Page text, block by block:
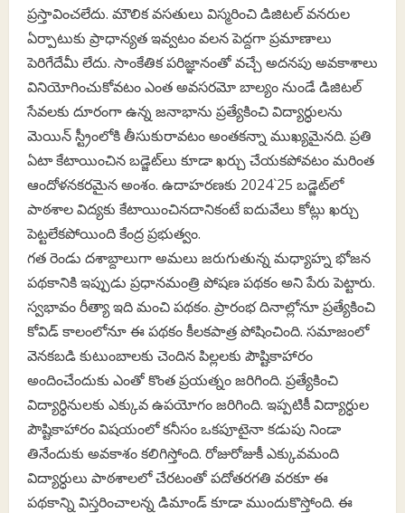
ప్రస్తావించలేదు. మౌలిక వసతులు విస్మరించి డిజిటల్‌ వనరుల
ఏర్పాటుకు ప్రాధాన్యత ఇవ్వటం వలన పెద్దగా ప్రమాణాలు
పెరిగేదేమీ లేదు. సాంకేతిక పరిజ్ఞానంతో వచ్చే అదనపు అవకాశాలు
వినియోగించుకోవటం ఎంత అవసరమో బాల్యం నుండే డిజిటల్‌
సేవలకు దూరంగా ఉన్న జనాభాను ప్రత్యేకించి విద్యార్ధులను
మెయిన్‌ స్ట్రీంలోకి తీసుకురావటం అంతకన్నా ముఖ్యమైనది. ప్రతి
ఏటా కేటాయించిన బడ్జెట్‌లు కూడా ఖర్చు చేయకపోవటం మరింత
ఆందోళనకరమైన అంశం. ఉదాహరణకు 2024`25 బడ్జెట్‌లో
పాఠశాల విద్యకు కేటాయించినదానికంటే ఐదువేలు కోట్లు ఖర్చు
పెట్టలేకపోయింది కేంద్ర ప్రభుత్వం.
గత రెండు దశాబ్దాలుగా అమలు జరుగుతున్న మధ్యాహ్న భోజన
పథకానికి ఇప్పుడు ప్రధానమంత్రి పోషణ పథకం అని పేరు పెట్టారు.
స్వభావం రీత్యా ఇది మంచి పథకం. ప్రారంభ దినాల్లోనూ ప్రత్యేకించి
కోవిడ్‌ కాలంలోనూ ఈ పథకం కీలకపాత్ర పోషించింది. సమాజంలో
వెనకబడి కుటుంబాలకు చెందిన పిల్లలకు పౌష్టికాహారం
అందించేందుకు ఎంతో కొంత ప్రయత్నం జరిగింది. ప్రత్యేకించి
విద్యార్ధినులకు ఎక్కువ ఉపయోగం జరిగింది. ఇప్పటికీ విద్యార్ధుల
పౌష్టికాహారం విషయంలో కనీసం ఒకపూటైనా కడుపు నిండా
తినేందుకు అవకాశం కలిగిస్తోంది. రోజురోజుకీ ఎక్కువమంది
విద్యార్ధులు పాఠశాలలో చేరటంతో పదోతరగతి వరకూ ఈ
పథకాన్ని విస్తరించాలన్న డిమాండ్‌ కూడా ముందుకొస్తోంది. ఈ